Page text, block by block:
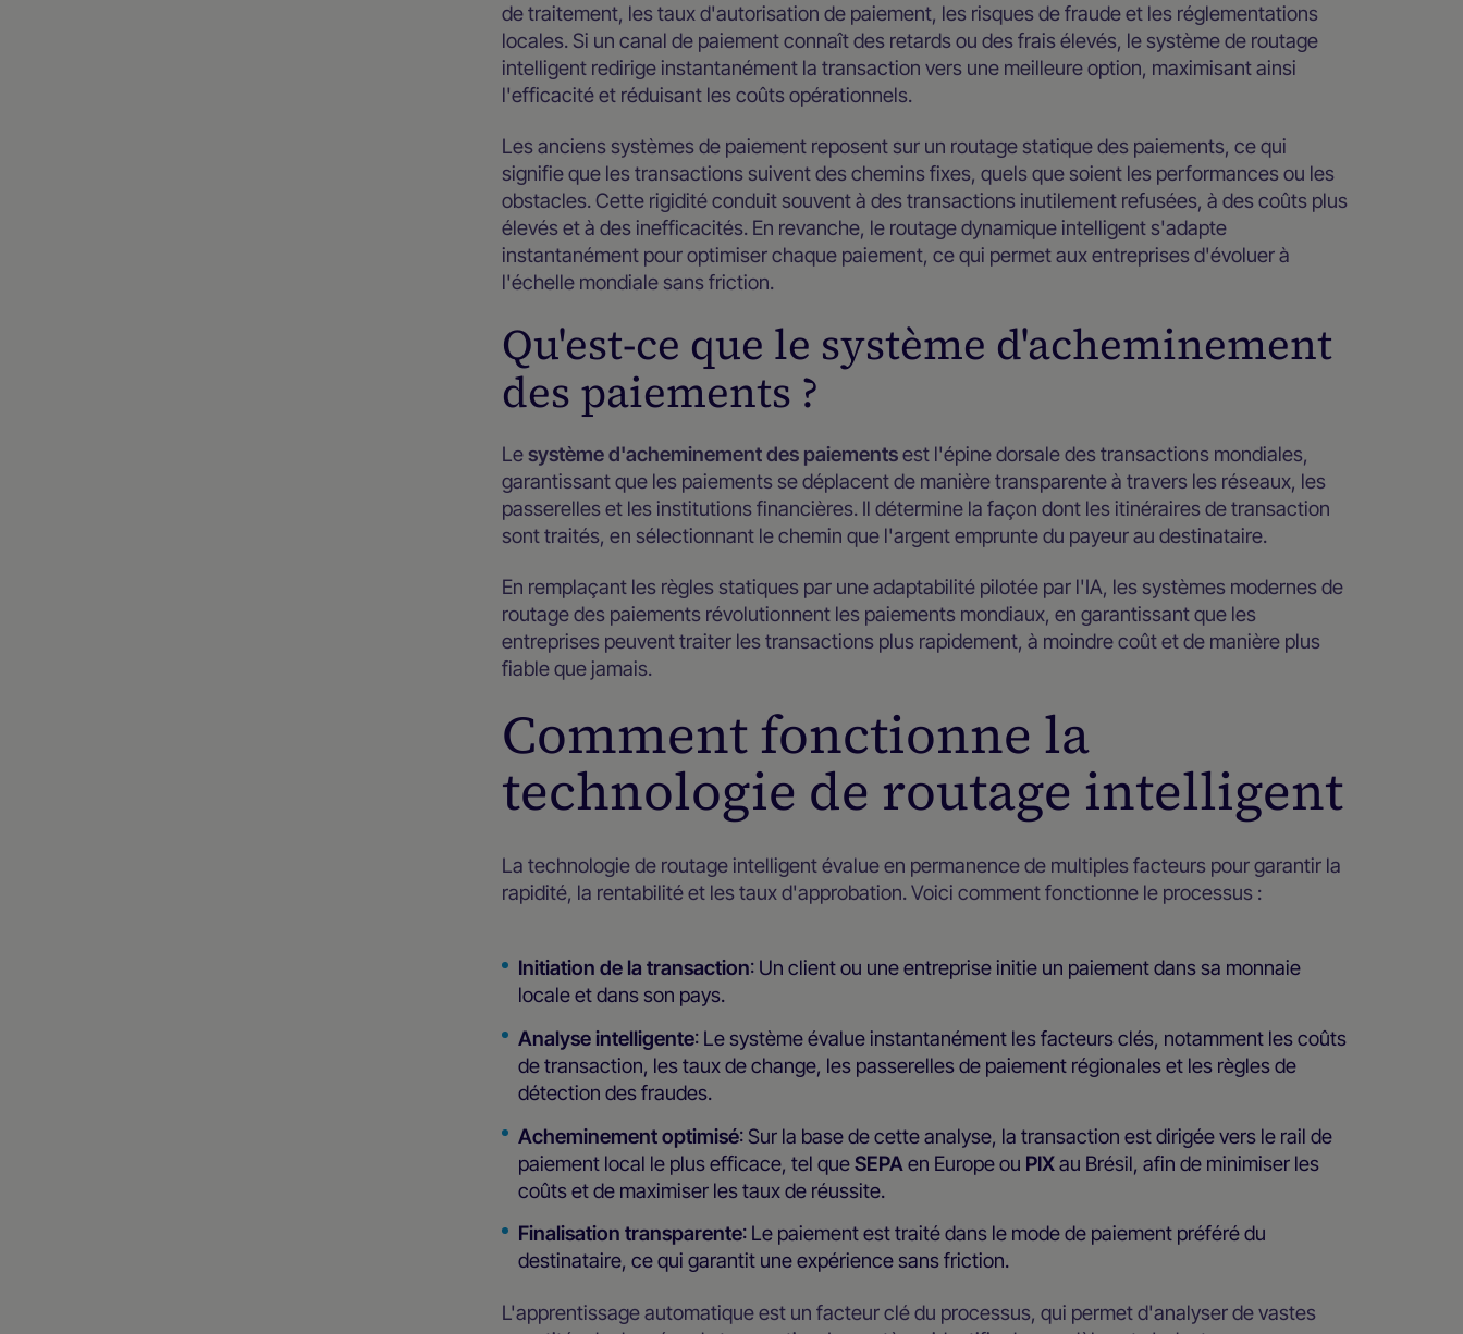
de traitement, les taux d'autorisation de paiement, les risques de fraude et les réglementations
locales. Si un canal de paiement connaît des retards ou des frais élevés, le système de routage
intelligent redirige instantanément la transaction vers une meilleure option, maximisant ainsi
l'efficacité et réduisant les coûts opérationnels.
Les anciens systèmes de paiement reposent sur un routage statique des paiements, ce qui
signifie que les transactions suivent des chemins fixes, quels que soient les performances ou les
obstacles. Cette rigidité conduit souvent à des transactions inutilement refusées, à des coûts plus
élevés et à des inefficacités. En revanche, le routage dynamique intelligent s'adapte
instantanément pour optimiser chaque paiement, ce qui permet aux entreprises d'évoluer à
l'échelle mondiale sans friction.
Qu'est-ce que le système d'acheminement
des paiements ?
Lesystème d'acheminement des paiementsest l'épine dorsale des transactions mondiales,
garantissant que les paiements se déplacent de manière transparente à travers les réseaux, les
passerelles et les institutions financières. Il détermine la façon dont les itinéraires de transaction
sont traités, en sélectionnant le chemin que l'argent emprunte du payeur au destinataire.
En remplaçant les règles statiques par une adaptabilité pilotée par l'IA, les systèmes modernes de
routage des paiements révolutionnent les paiements mondiaux, en garantissant que les
entreprises peuvent traiter les transactions plus rapidement, à moindre coût et de manière plus
fiable que jamais.
Comment fonctionne la
technologie de routage intelligent
La technologie de routage intelligent évalue en permanence de multiples facteurs pour garantir la
rapidité, la rentabilité et les taux d'approbation. Voici comment fonctionne le processus :
Initiation de la transaction: Un client ou une entreprise initie un paiement dans sa monnaie
locale et dans son pays.
Analyse intelligente: Le système évalue instantanément les facteurs clés, notamment les coûts
de transaction, les taux de change, les passerelles de paiement régionales et les règles de
détection des fraudes.
Acheminement optimisé: Sur la base de cette analyse, la transaction est dirigée vers le rail de
paiement local le plus efficace, tel queSEPA en Europe ou PIXau Brésil, afin de minimiser les
coûts et de maximiser les taux de réussite.
Finalisation transparente: Le paiement est traité dans le mode de paiement préféré du
destinataire, ce qui garantit une expérience sans friction.
L'apprentissage automatique est un facteur clé du processus, qui permet d'analyser de vastes